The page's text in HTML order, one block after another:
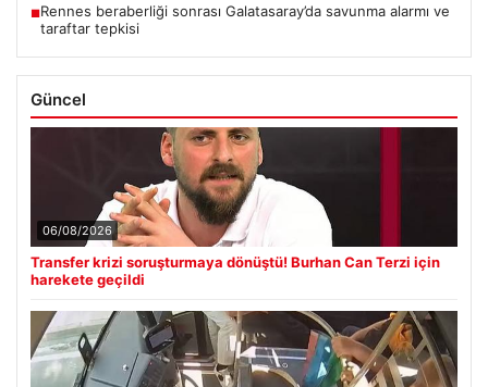
■Rennes beraberliği sonrası Galatasaray’da savunma alarmı ve
taraftar tepkisi
Güncel
06/08/2026
Transfer krizi soruşturmaya dönüştü! Burhan Can Terzi için
harekete geçildi